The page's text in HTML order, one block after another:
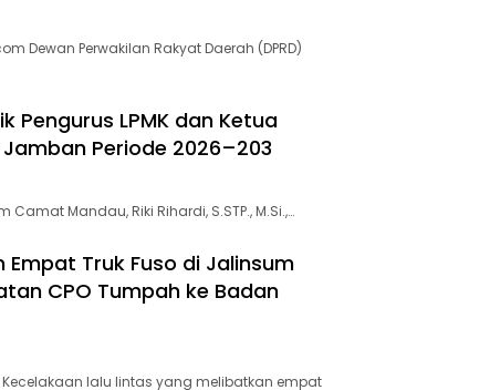
Dewan Perwakilan Rakyat Daerah (DPRD)
Pengurus LPMK dan Ketua
Jamban Periode 2026–203
Mandau, Riki Rihardi, S.STP., M.Si.,…
Empat Truk Fuso di Jalinsum
CPO Tumpah ke Badan
lalu lintas yang melibatkan empat